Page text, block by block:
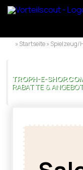
» Startseite » Spielzeug/
TROPH-E-
RABATTE &